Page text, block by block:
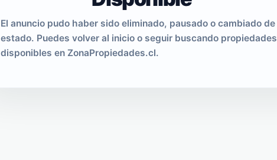
El anuncio pudo haber sido eliminado, pausado o cambiado de
estado. Puedes volver al inicio o seguir buscando propiedades
disponibles en ZonaPropiedades.cl.